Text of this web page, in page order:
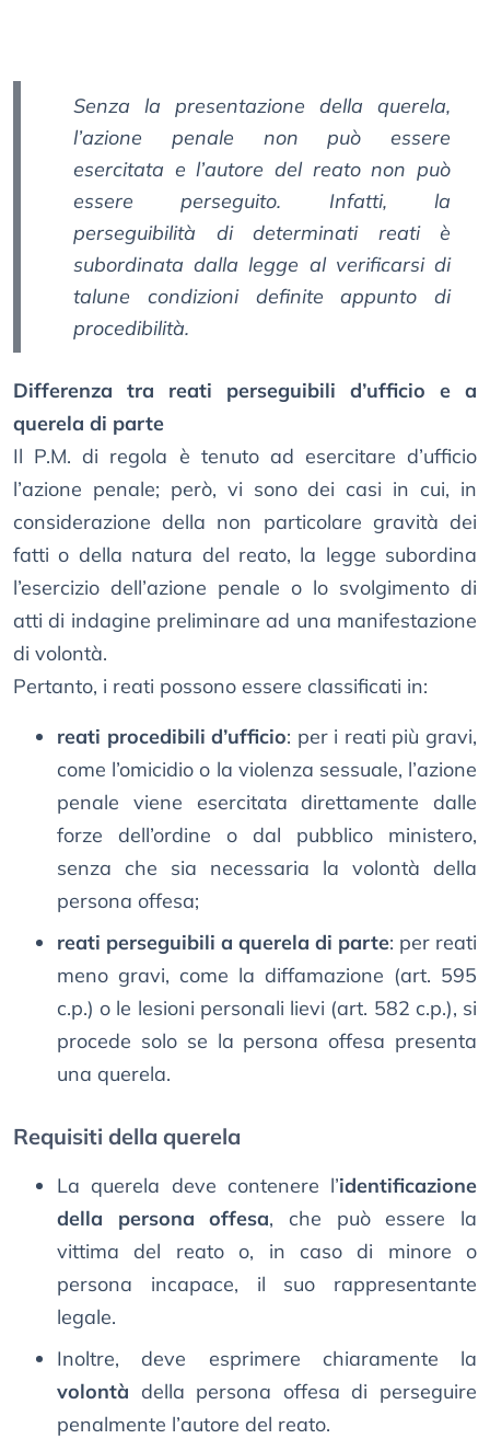
Senza la presentazione della querela,
l’azione penale non può essere
esercitata e l’autore del reato non può
essere perseguito. Infatti, la
perseguibilità di determinati reati è
subordinata dalla legge al verificarsi di
talune condizioni definite appunto di
procedibilità.
Differenza tra reati perseguibili d’ufficio e a
querela di parte
Il P.M. di regola è tenuto ad esercitare d’ufficio
l’azione penale; però, vi sono dei casi in cui, in
considerazione della non particolare gravità dei
fatti o della natura del reato, la legge subordina
l’esercizio dell’azione penale o lo svolgimento di
atti di indagine preliminare ad una manifestazione
di volontà.
Pertanto, i reati possono essere classificati in:
reati procedibili d’ufficio: per i reati più gravi,
come l’omicidio o la violenza sessuale, l’azione
penale viene esercitata direttamente dalle
forze dell’ordine o dal pubblico ministero,
senza che sia necessaria la volontà della
persona offesa;
reati perseguibili a querela di parte: per reati
meno gravi, come la diffamazione (art. 595
c.p.) o le lesioni personali lievi (art. 582 c.p.), si
procede solo se la persona offesa presenta
una querela.
Requisiti della querela
La querela deve contenere l’identificazione
della persona offesa, che può essere la
vittima del reato o, in caso di minore o
persona incapace, il suo rappresentante
legale.
Inoltre, deve esprimere chiaramente la
volontà della persona offesa di perseguire
penalmente l’autore del reato.